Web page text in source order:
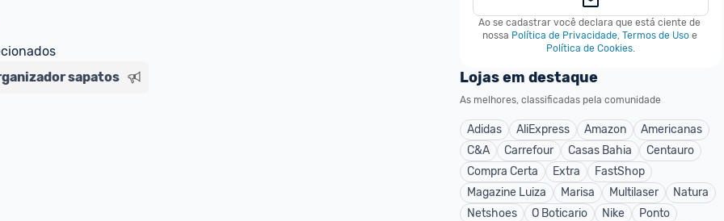
um marketplace, nós indicamos no
sinalizamos através da tag
sapatos
Ao se cadastrar você declara que está ciente de
nossa Política de Privacidade, Termos de Uso e
Política de Cookies.
Lojas em destaque
As melhores, classificadas pela comunidade
Adidas AliExpress Amazon
Americanas
C&A
Carrefour Casas Bahia
Centauro
Compra Certa
Extra
FastShop
Magazine Luiza
Marisa Multilaser
Natura
Netshoes
O Boticario Nike
Ponto